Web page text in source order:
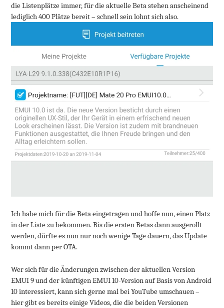
die Listenplätze immer, für die aktuelle Beta stehen anscheinend
lediglich 400 Plätze bereit – schnell sein lohnt sich also.
Ich habe mich für die Beta eingetragen und hoffe nun, einen Platz
in der Liste zu bekommen. Bis die ersten Betas dann ausgerollt
werden, dürfte es nun nur noch wenige Tage dauern, das Update
kommt dann per OTA.
Wer sich für die Änderungen zwischen der aktuellen Version
EMUI 9 und der künftigen EMUI 10-Version auf Basis von Android
10 interessiert, kann sich gerne mal bei YouTube umschauen –
hier gibt es bereits einige Videos, die die beiden Versionen